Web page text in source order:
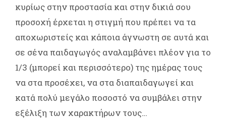
κυρίως στην προστασία και στην δικιά σου
προσοχή έρχεται η στιγμή που πρέπει να τα
αποχωριστείς και κάποια άγνωστη σε αυτά και
σε σένα παιδαγωγός αναλαμβάνει πλέον για το
1/3 (μπορεί και περισσότερο) της ημέρας τους
να στα προσέχει, να στα διαπαιδαγωγεί και
κατά πολύ μεγάλο ποσοστό να συμβάλει στην
εξέλιξη των χαρακτήρων τους…